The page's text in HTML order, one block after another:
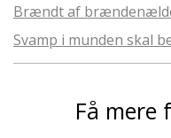
Brændt af
Svamp i munden skal
Få mere